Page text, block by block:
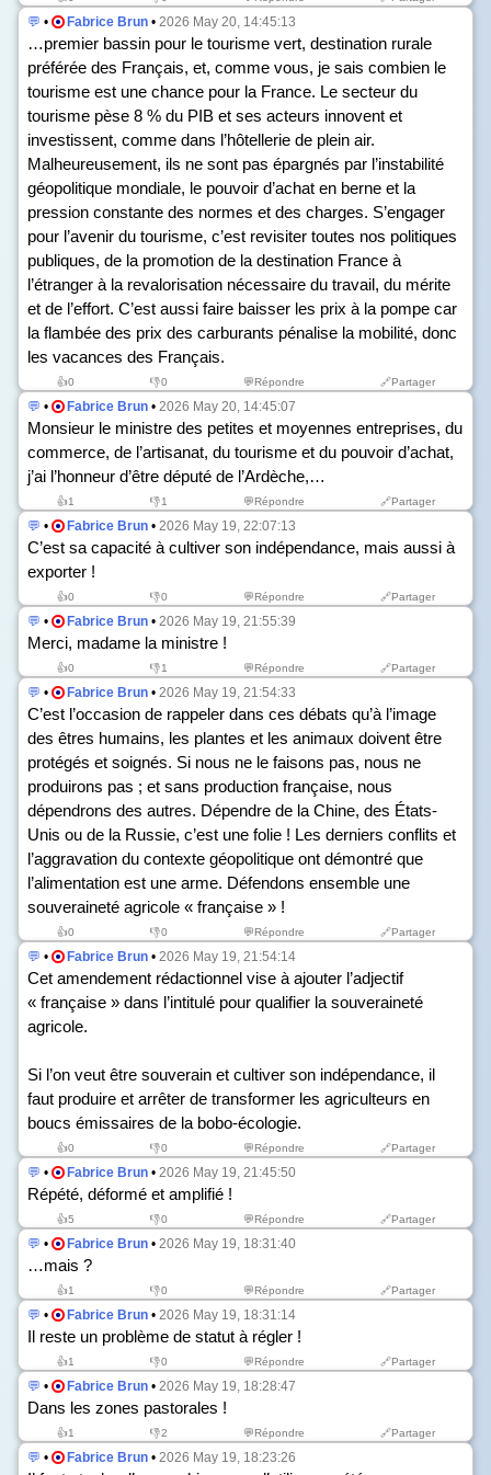
💬 • Fabrice Brun • 2026 May 20, 14:45:13
…premier bassin pour le tourisme vert, destination rurale
préférée des Français, et, comme vous, je sais combien le
tourisme est une chance pour la France. Le secteur du
tourisme pèse 8 % du PIB et ses acteurs innovent et
investissent, comme dans l’hôtellerie de plein air.
Malheureusement, ils ne sont pas épargnés par l’instabilité
géopolitique mondiale, le pouvoir d’achat en berne et la
pression constante des normes et des charges. S’engager
pour l’avenir du tourisme, c’est revisiter toutes nos politiques
publiques, de la promotion de la destination France à
l’étranger à la revalorisation nécessaire du travail, du mérite
et de l’effort. C’est aussi faire baisser les prix à la pompe car
la flambée des prix des carburants pénalise la mobilité, donc
les vacances des Français.
👍0 👎0 💬Répondre 🔗Partager
💬 • Fabrice Brun • 2026 May 20, 14:45:07
Monsieur le ministre des petites et moyennes entreprises, du
commerce, de l’artisanat, du tourisme et du pouvoir d’achat,
j’ai l’honneur d’être député de l’Ardèche,…
👍1 👎1 💬Répondre 🔗Partager
💬 • Fabrice Brun • 2026 May 19, 22:07:13
C’est sa capacité à cultiver son indépendance, mais aussi à
exporter !
👍0 👎0 💬Répondre 🔗Partager
💬 • Fabrice Brun • 2026 May 19, 21:55:39
Merci, madame la ministre !
👍0 👎1 💬Répondre 🔗Partager
💬 • Fabrice Brun • 2026 May 19, 21:54:33
C’est l’occasion de rappeler dans ces débats qu’à l’image
des êtres humains, les plantes et les animaux doivent être
protégés et soignés. Si nous ne le faisons pas, nous ne
produirons pas ; et sans production française, nous
dépendrons des autres. Dépendre de la Chine, des États-
Unis ou de la Russie, c’est une folie ! Les derniers conflits et
l’aggravation du contexte géopolitique ont démontré que
l’alimentation est une arme. Défendons ensemble une
souveraineté agricole « française » !
👍0 👎0 💬Répondre 🔗Partager
💬 • Fabrice Brun • 2026 May 19, 21:54:14
Cet amendement rédactionnel vise à ajouter l’adjectif
« française » dans l’intitulé pour qualifier la souveraineté
agricole.
Si l’on veut être souverain et cultiver son indépendance, il
faut produire et arrêter de transformer les agriculteurs en
boucs émissaires de la bobo-écologie.
👍0 👎0 💬Répondre 🔗Partager
💬 • Fabrice Brun • 2026 May 19, 21:45:50
Répété, déformé et amplifié !
👍5 👎0 💬Répondre 🔗Partager
💬 • Fabrice Brun • 2026 May 19, 18:31:40
…mais ?
👍1 👎0 💬Répondre 🔗Partager
💬 • Fabrice Brun • 2026 May 19, 18:31:14
Il reste un problème de statut à régler !
👍1 👎0 💬Répondre 🔗Partager
💬 • Fabrice Brun • 2026 May 19, 18:28:47
Dans les zones pastorales !
👍1 👎2 💬Répondre 🔗Partager
💬 • Fabrice Brun • 2026 May 19, 18:23:26